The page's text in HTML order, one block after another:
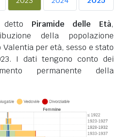
Piramide delle Età,
della popolazione
per età, sesso e stato
I dati tengono conto dei
permanente della